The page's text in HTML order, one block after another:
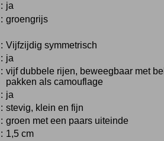
: ja
: groengrijs
: Vijfzijdig symmetrisch
: ja
: vijf dubbele rijen, beweegbaar met
pakken als camouflage
: ja
: stevig, klein en fijn
: groen met een paars uiteinde
: 1,5 cm